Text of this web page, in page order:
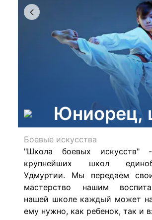
Юниорец,
Боевые искусства
"Школа боевых
крупнейших школ
Удмуртии. Мы передаем
мастерство нашим
нашей школе каждый может
ему нужно, как ребенок, так и